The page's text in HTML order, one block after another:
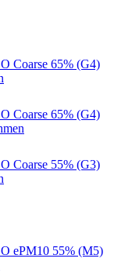
Coarse 65% (G4)
Coarse 65% (G4)
Coarse 55% (G3)
ePM10 55% (M5)